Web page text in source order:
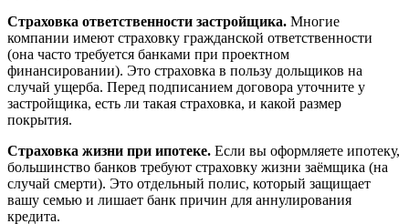
Страховка ответственности застройщика. Многие
компании имеют страховку гражданской ответственности
(она часто требуется банками при проектном
финансировании). Это страховка в пользу дольщиков на
случай ущерба. Перед подписанием договора уточните у
застройщика, есть ли такая страховка, и какой размер
покрытия.
Страховка жизни при ипотеке. Если вы оформляете ипотеку,
большинство банков требуют страховку жизни заёмщика (на
случай смерти). Это отдельный полис, который защищает
вашу семью и лишает банк причин для аннулирования
кредита.